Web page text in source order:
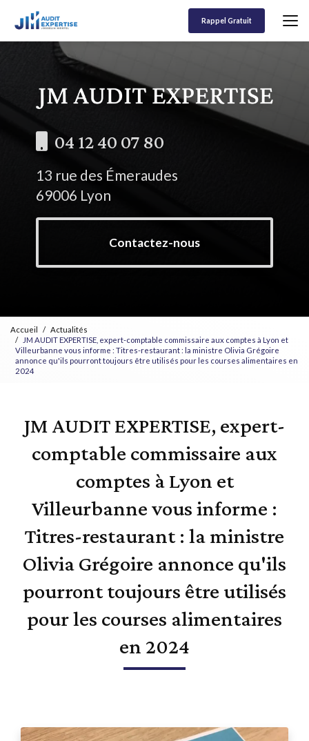
contenu
Rappel Gratuit
04 12 40 07 80
13 rue des Émeraudes
69006 Lyon
Contactez-nous
Accueil
Actualités
JM AUDIT EXPERTISE, expert-comptable commissaire aux comptes à Lyon et
Villeurbanne vous informe : Titres-restaurant : la ministre Olivia Grégoire
annonce qu'ils pourront toujours être utilisés pour les courses alimentaires en
2024
JM AUDIT EXPERTISE, expert-
comptable commissaire aux
comptes à Lyon et
Villeurbanne vous informe :
Titres-restaurant : la ministre
Olivia Grégoire annonce qu'ils
pourront toujours être utilisés
pour les courses alimentaires
en 2024